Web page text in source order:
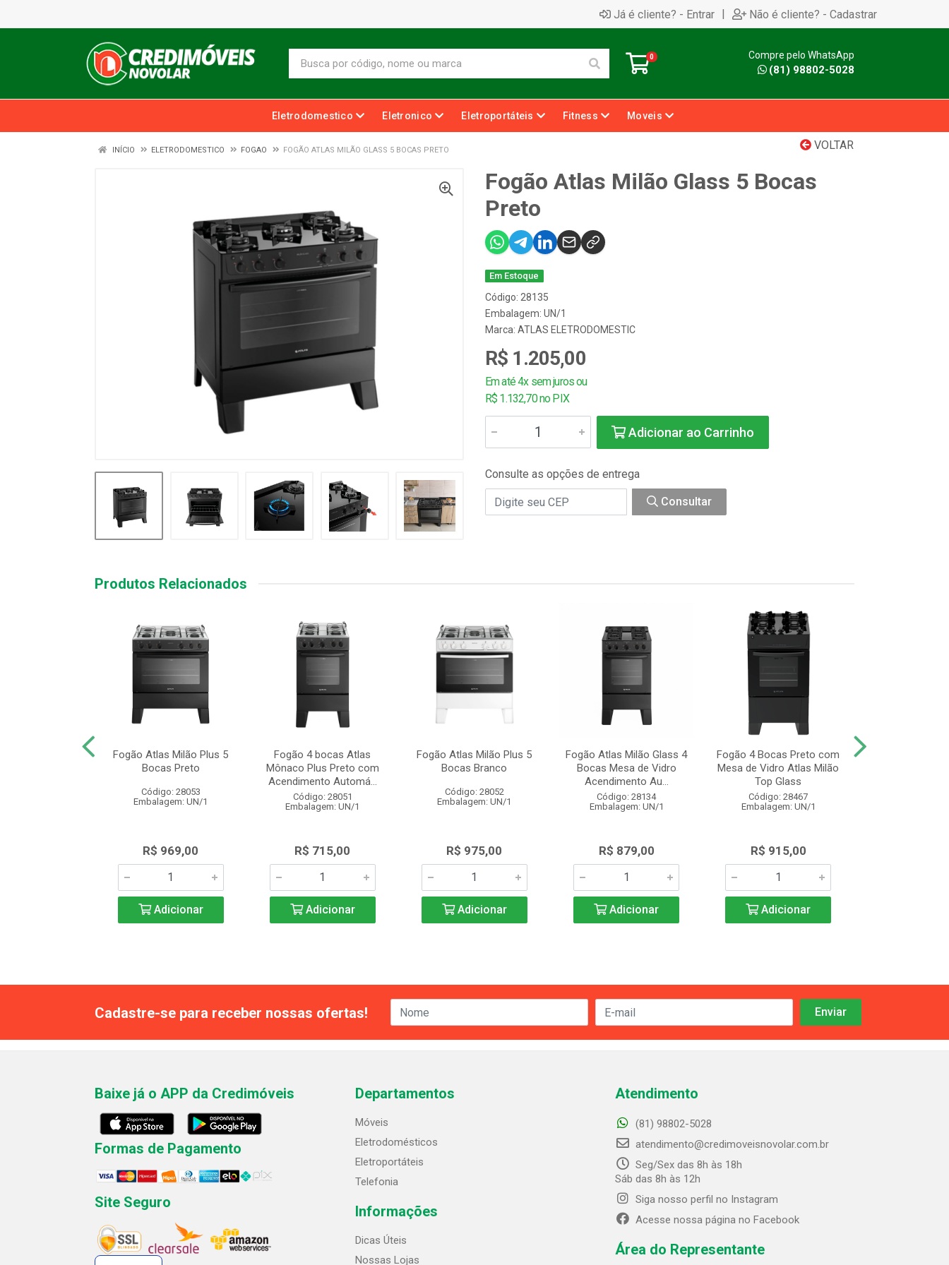
Já é cliente? - Entrar | Não é cliente? - Cadastrar
0 Compre pelo WhatsApp
(81) 98802-5028
Eletrodomestico Eletronico Eletroportáteis Fitness Moveis
VOLTAR
INÍCIO ELETRODOMESTICO FOGAO FOGÃO ATLAS MILÃO GLASS 5 BOCAS PRETO
Fogão Atlas Milão Glass 5 Bocas
Preto
Em Estoque
Código: 28135
Embalagem: UN/1
Marca: ATLAS ELETRODOMESTIC
R$ 1.205,00
Em até 4x sem juros ou
R$ 1.132,70 no PIX
Adicionar ao Carrinho
Consulte as opções de entrega
Consultar
Produtos Relacionados
Fogão Atlas Milão Plus 5
Bocas Preto
Código: 28053
Embalagem: UN/1
R$ 969,00
Adicionar
Fogão 4 bocas Atlas
Mônaco Plus Preto com
Acendimento Automá...
Código: 28051
Embalagem: UN/1
R$ 715,00
Adicionar
Fogão Atlas Milão Plus 5
Bocas Branco
Código: 28052
Embalagem: UN/1
R$ 975,00
Adicionar
Fogão Atlas Milão Glass 4
Bocas Mesa de Vidro
Acendimento Au...
Código: 28134
Embalagem: UN/1
R$ 879,00
Adicionar
Fogão 4 Bocas Preto com
Mesa de Vidro Atlas Milão
Top Glass
Código: 28467
Embalagem: UN/1
R$ 915,00
Adicionar
Cadastre-se para receber nossas ofertas!
Baixe já o APP da Credimóveis
Formas de Pagamento
Site Seguro
Departamentos
Móveis
Eletrodomésticos
Eletroportáteis
Telefonia
Informações
Dicas Úteis
Nossas Lojas
Atendimento
(81) 98802-5028
atendimento@credimoveisnovolar.com.br
Seg/Sex das 8h às 18h
Sáb das 8h às 12h
Siga nosso perfil no Instagram
Acesse nossa página no Facebook
Área do Representante